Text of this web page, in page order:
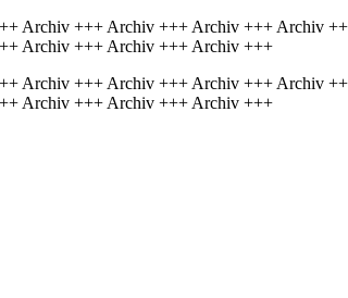
Archiv +++ Archiv +++ Archiv +++ Archiv
Archiv +++ Archiv +++ Archiv +++
Archiv +++ Archiv +++ Archiv +++ Archiv
Archiv +++ Archiv +++ Archiv +++